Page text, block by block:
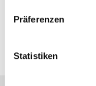
Präferenzen
Statistiken
Webseite